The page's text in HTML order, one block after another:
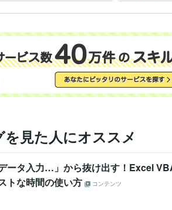
見た人にオススメ
ータ入力…」から抜け出す！Excel
トな時間の使い方
コンテンツ